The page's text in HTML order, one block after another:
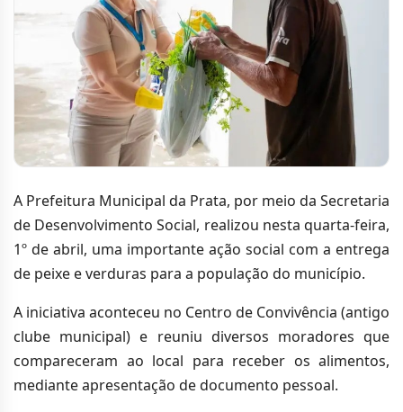
A Prefeitura Municipal da Prata, por meio da Secretaria
de Desenvolvimento Social, realizou nesta quarta-feira,
1º de abril, uma importante ação social com a entrega
de peixe e verduras para a população do município.
A iniciativa aconteceu no Centro de Convivência (antigo
clube municipal) e reuniu diversos moradores que
compareceram ao local para receber os alimentos,
mediante apresentação de documento pessoal.